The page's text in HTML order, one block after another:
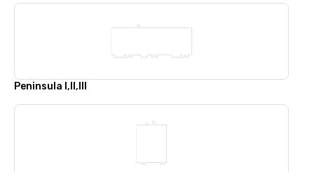
Peninsula I,II,III